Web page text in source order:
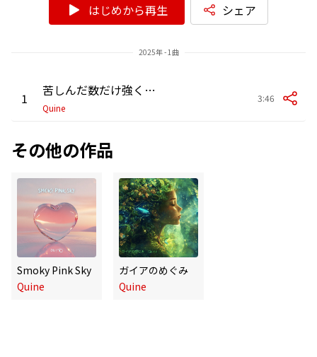
はじめから再生 シェア
2025年 - 1曲
1 苦しんだ数だけ強くなる
Quine
3:46
その他の作品
Smoky Pink Sky
Quine
ガイアのめぐみ
Quine